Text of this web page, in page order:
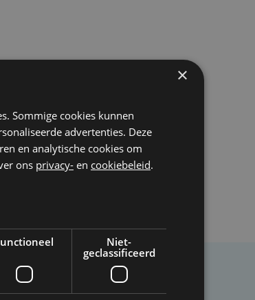
×
Sommige cookies kunnen
advertenties. Deze
en analytische cookies om
ons privacy- en cookiebeleid.
Niet-
geclassificeerd